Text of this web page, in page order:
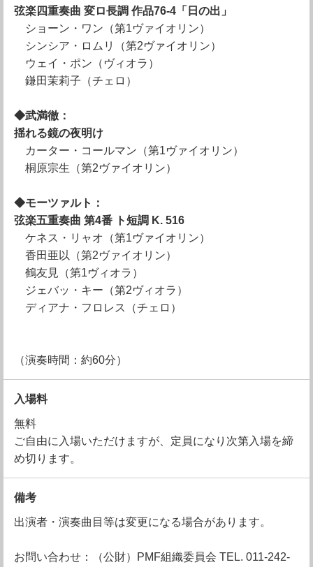
弦楽四重奏曲 変ロ長調 作品76-4「日の出」
ショーン・ワン（第1ヴァイオリン）
シンシア・ロムリ（第2ヴァイオリン）
ウェイ・ポン（ヴィオラ）
鎌田茉莉子（チェロ）
◆武満徹：
揺れる鏡の夜明け
カーター・コールマン（第1ヴァイオリン）
桐原宗生（第2ヴァイオリン）
◆モーツァルト：
弦楽五重奏曲 第4番 ト短調 K. 516
ケネス・リャオ（第1ヴァイオリン）
香田亜以（第2ヴァイオリン）
鶴友見（第1ヴィオラ）
ジェバッ・キー（第2ヴィオラ）
ディアナ・フロレス（チェロ）
（演奏時間：約60分）
入場料
無料
ご自由に入場いただけますが、定員になり次第入場を締
め切ります。
備考
出演者・演奏曲目等は変更になる場合があります。
お問い合わせ：（公財）PMF組織委員会 TEL. 011-242-